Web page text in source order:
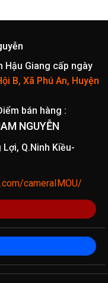
Hậu Giang cấp ngày
B, Xã Phú An, Huyện
bán hàng :
NGUYỄN
Q.Ninh Kiều-
cameraIMOU/